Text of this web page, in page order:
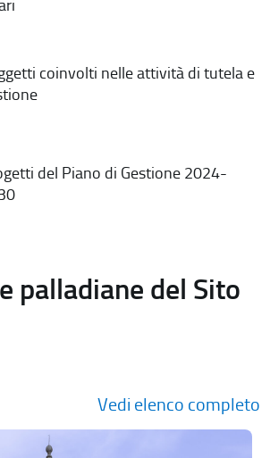
coinvolti nelle attività di tutela e
del Piano di Gestione 2024-
palladiane del Sito
Vedi elenco completo